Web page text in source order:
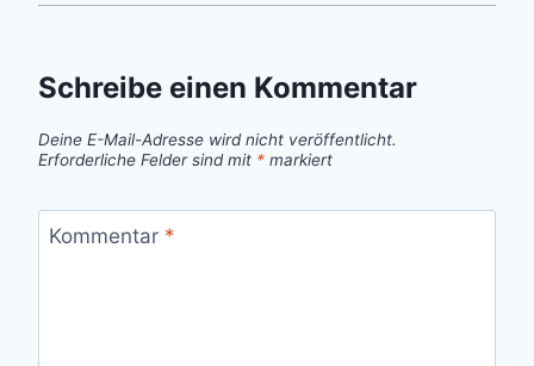
Schreibe einen Kommentar
Deine E-Mail-Adresse wird nicht veröffentlicht.
Erforderliche Felder sind mit * markiert
Kommentar *